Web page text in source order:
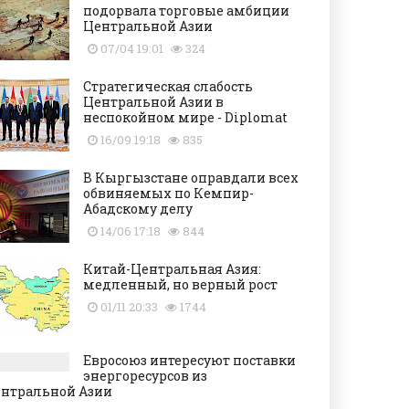
подорвала торговые амбиции
Центральной Азии
07/04 19:01 324
Стратегическая слабость
Центральной Азии в
неспокойном мире - Diplomat
16/09 19:18 835
В Кыргызстане оправдали всех
обвиняемых по Кемпир-
Абадскому делу
14/06 17:18 844
Китай-Центральная Азия:
медленный, но верный рост
01/11 20:33 1744
Евросоюз интересуют поставки
энергоресурсов из
Азии